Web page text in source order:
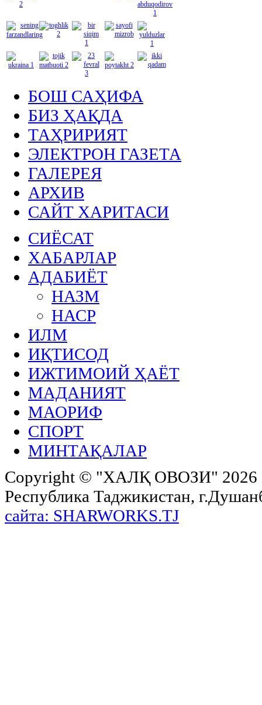
БОШ САҲИФА
БИЗ ҲАҚДА
ТАҲРИРИЯТ
ЭЛЕКТРОН ГАЗЕТА
ГАЛЕРЕЯ
АРХИВ
САЙТ ХАРИТАСИ
СИЁСАТ
ХАБАРЛАР
АДАБИЁТ
НАЗМ
НАСР
ИЛМ
ИҚТИСОД
ИЖТИМОИЙ ҲАЁТ
МАДАНИЯТ
МАОРИФ
СПОРТ
МИНТАҚАЛАР
Copyright © "ХАЛҚ ОВОЗИ"
Республика Таджикистан,
сайта: SHARWORKS.TJ